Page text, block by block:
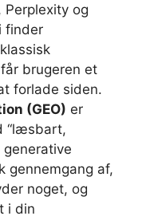
Perplexity og
finder
brugeren et
forlade siden.
(GEO) er
“læsbart,
gennemgang af,
noget, og
i din